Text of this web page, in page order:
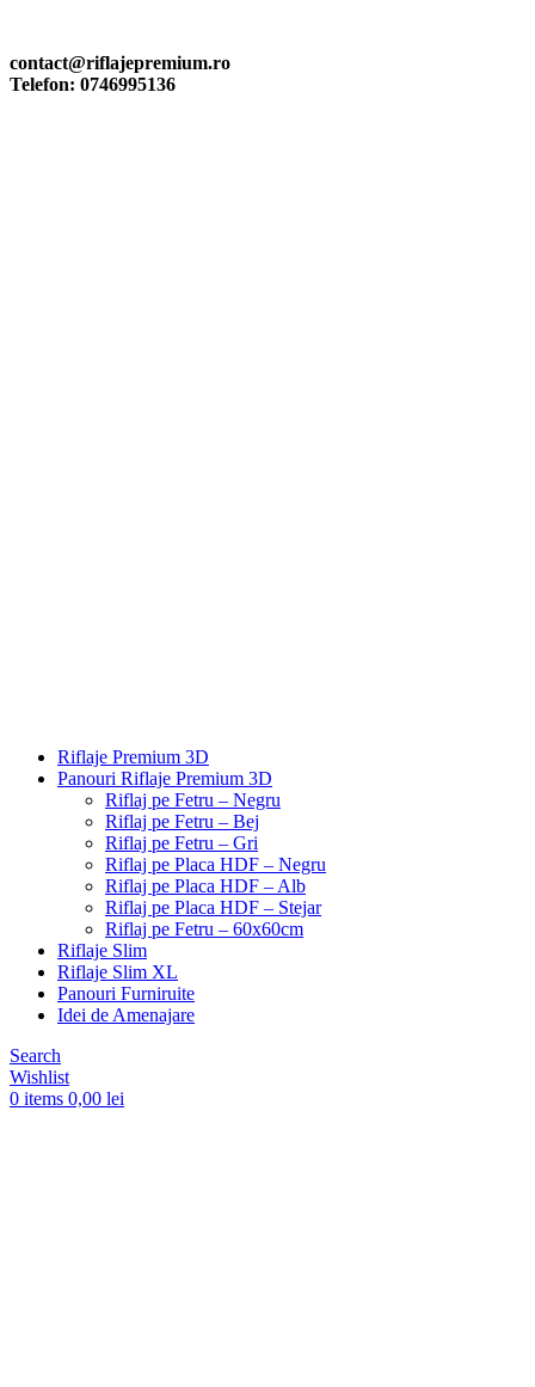
contact@riflajepremium.ro
Telefon: 0746995136
Riflaje Premium 3D
Panouri Riflaje Premium 3D
Riflaj pe Fetru – Negru
Riflaj pe Fetru – Bej
Riflaj pe Fetru – Gri
Riflaj pe Placa HDF – Negru
Riflaj pe Placa HDF – Alb
Riflaj pe Placa HDF – Stejar
Riflaj pe Fetru – 60x60cm
Riflaje Slim
Riflaje Slim XL
Panouri Furniruite
Idei de Amenajare
Search
Wishlist
0 items 0,00 lei